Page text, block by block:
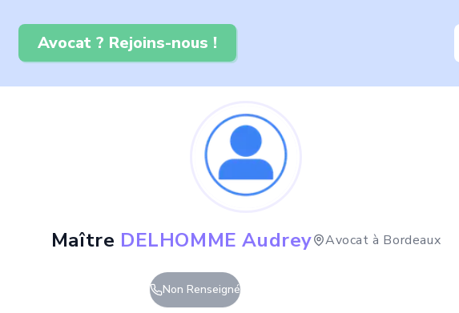
Avocat ? Rejoins-nous !
Maître DELHOMME Audrey Avocat à Bordeaux
Non Renseigné